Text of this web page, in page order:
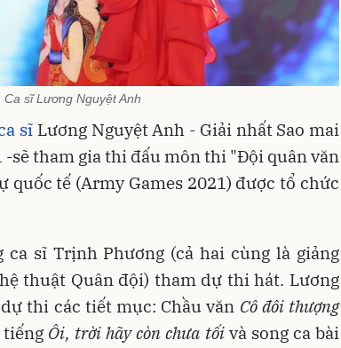
Ca sĩ Lương Nguyệt Anh
sĩ Lương Nguyệt Anh - Giải nhất Sao mai
-sẽ tham gia thi đấu môn thi "Đội quân văn
quốc tế (Army Games 2021) được tổ chức
ca sĩ Trịnh Phương (cả hai cùng là giảng
thuật Quân đội) tham dự thi hát. Lương
thi các tiết mục: Chầu văn Cô đôi thượng
tiếng Ôi, trời hãy còn chưa tốivà song ca bài